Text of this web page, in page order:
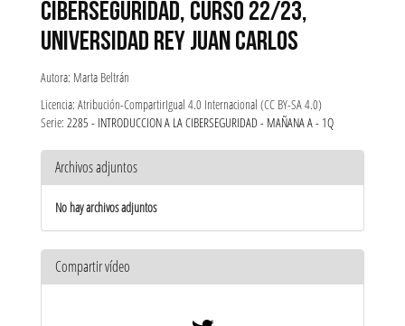
CIBERSEGURIDAD, CURSO 22/23,
UNIVERSIDAD REY JUAN CARLOS
Autora: Marta Beltrán
Licencia: Atribución-CompartirIgual 4.0 Internacional (CC BY-SA 4.0)
Serie: 2285 - INTRODUCCION A LA CIBERSEGURIDAD - MAÑANA A - 1Q
Archivos adjuntos
No hay archivos adjuntos
Compartir vídeo